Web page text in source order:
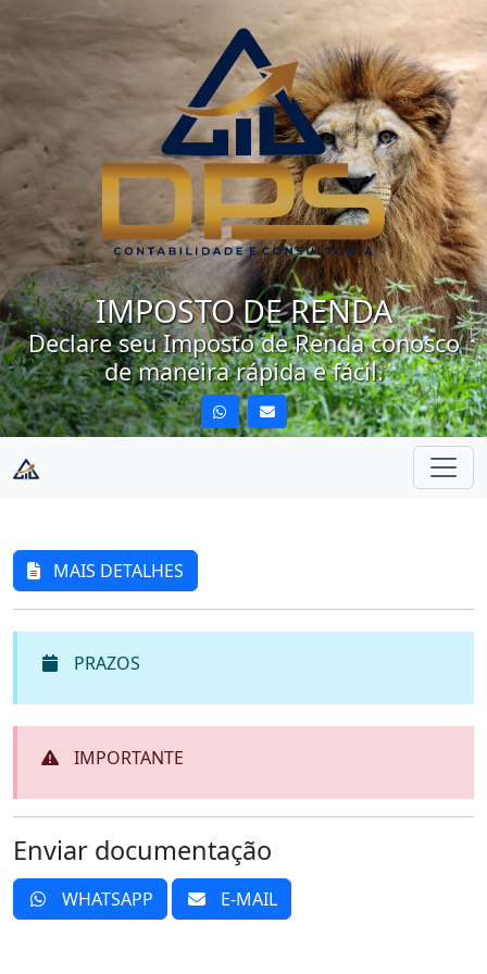
IMPOSTO DE RENDA
Declare seu Imposto de Renda conosco
de maneira rápida e fácil.
MAIS DETALHES
PRAZOS
IMPORTANTE
Enviar documentação
WHATSAPP E-MAIL